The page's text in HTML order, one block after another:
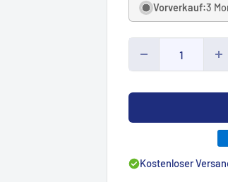
Vorverkauf:3
Kostenloser